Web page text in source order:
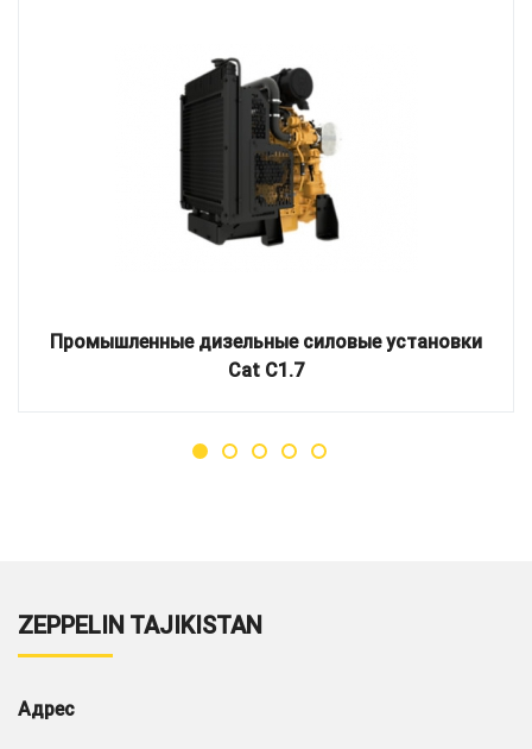
Промышленные дизельные силовые установки
Cat C1.7
ZEPPELIN TAJIKISTAN
Адрес